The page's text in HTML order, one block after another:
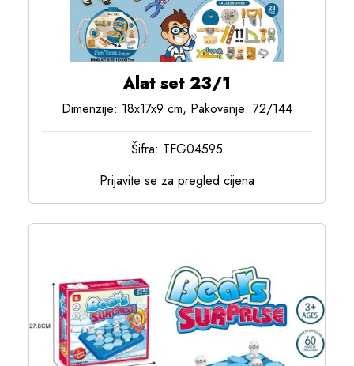
Alat set 23/1
Dimenzije: 18x17x9 cm, Pakovanje: 72/144
Šifra: TFG04595
Prijavite se za pregled cijena